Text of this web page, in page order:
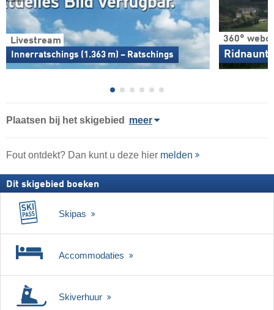
Livestream
Innerratschings (1.363 m) – Ratschings
360°
Plaatsen bij het skigebied meer
Fout ontdekt? Dan kunt u deze hier melden
Dit skigebied boeken
Skipas
Accommodaties
Skiverhuur